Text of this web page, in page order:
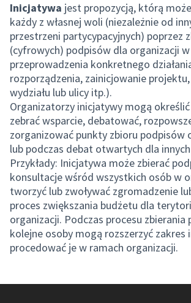
Inicjatywa jest propozycją, którą
każdy z własnej woli (niezależnie od
przestrzeni partycypacyjnych) poprzez
(cyfrowych) podpisów dla organizacji w
przeprowadzenia konkretnego
rozporządzenia, zainicjowanie
wydziału lub ulicy itp.).
Organizatorzy inicjatywy mogą
zebrać wsparcie, debatować,
zorganizować punkty zbioru podpisów
lub podczas debat otwartych dla
Przykłady: Inicjatywa może zbierać
konsultacje wśród wszystkich osób w
tworzyć lub zwoływać zgromadzenie
proces zwiększania budżetu dla
organizacji. Podczas procesu zbierania
kolejne osoby mogą rozszerzyć zakres
procedować je w ramach organizacji.